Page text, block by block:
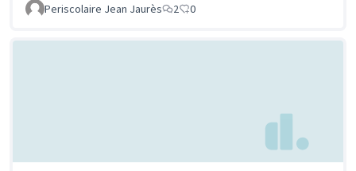
Periscolaire Jean Jaurès 2 0